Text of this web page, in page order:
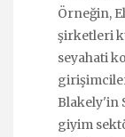
Örneğin,
şirketleri
seyahati
Blakely'in
giyim